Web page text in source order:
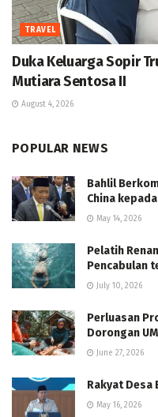
TRAVEL
Duka Keluarga Sopir
Mutiara Sentosa II
August 4, 2026
POPULAR NEWS
Bahlil
China
May 14, 2026
Pelatih
Pencabulan
July 10, 2026
Perluasan
Dorongan
June 27, 2026
Rakyat Desa
May 16, 2026